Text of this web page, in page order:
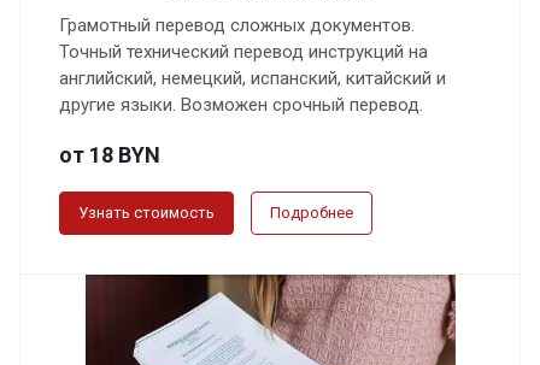
Грамотный перевод сложных документов.
Точный технический перевод инструкций на
английский, немецкий, испанский, китайский и
другие языки. Возможен срочный перевод.
от 18 BYN
Узнать стоимость Подробнее